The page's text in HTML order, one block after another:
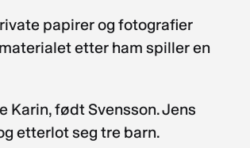
papirer og fotografier
etter ham spiller en
Karin, født Svensson. Jens
etterlot seg tre barn.